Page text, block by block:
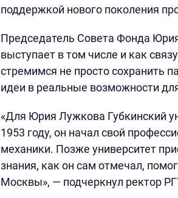
поддержкой нового поколения
Председатель Совета Фонда
выступает в том числе и как
стремимся не просто сохранить
идеи в реальные возможности
«Для Юрия Лужкова Губкинский
1953 году, он начал свой
механики. Позже университет
знания, как он сам отмечал,
Москвы», — подчеркнул ректор